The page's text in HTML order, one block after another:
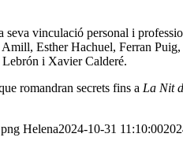
vinculació personal i
Esther Hachuel, Ferran
i Xavier Calderé.
romandran secrets fins a La Nit
Helena2024-10-31 11:10:00